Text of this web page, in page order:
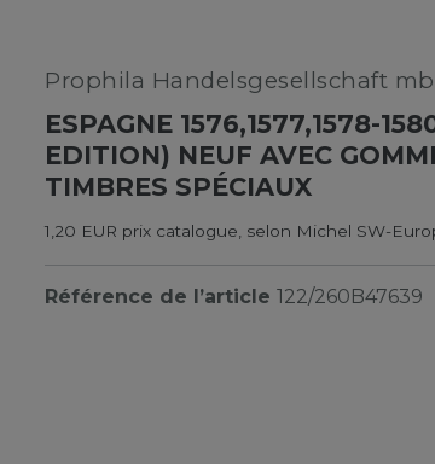
Prophila Handelsgesellschaft
ESPAGNE 1576,1577,1578-
EDITION) NEUF AVEC
TIMBRES SPÉCIAUX
1,20 EUR prix catalogue, selon Michel SW-
Référence de l’article 122/260B47639